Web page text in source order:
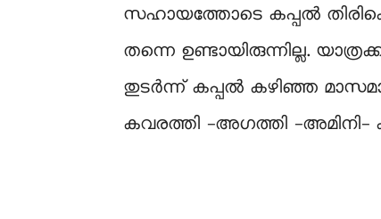
സഹായത്തോടെ കപ്പൽ തിരികെ
തന്നെ ഉണ്ടായിരുന്നില്ല.
തുടർന്ന് കപ്പൽ കഴിഞ്ഞ
കവരത്തി -അഗത്തി -അമിനി-